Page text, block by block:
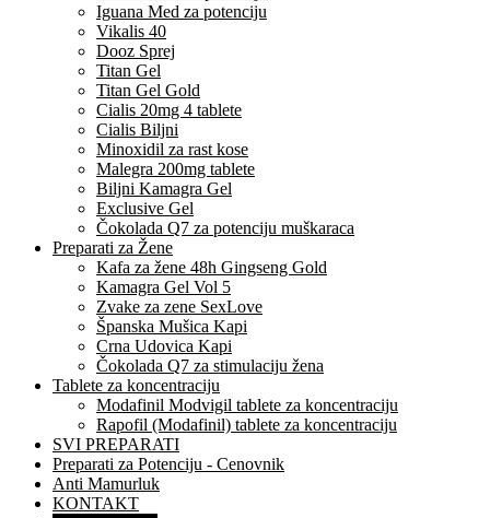
Iguana Med za potenciju
Vikalis 40
Dooz Sprej
Titan Gel
Titan Gel Gold
Cialis 20mg 4 tablete
Cialis Biljni
Minoxidil za rast kose
Malegra 200mg tablete
Biljni Kamagra Gel
Exclusive Gel
Čokolada Q7 za potenciju muškaraca
Preparati za Žene
Kafa za žene 48h Gingseng Gold
Kamagra Gel Vol 5
Zvake za zene SexLove
Španska Mušica Kapi
Crna Udovica Kapi
Čokolada Q7 za stimulaciju žena
Tablete za koncentraciju
Modafinil Modvigil tablete za koncentraciju
Rapofil (Modafinil) tablete za koncentraciju
SVI PREPARATI
Preparati za Potenciju - Cenovnik
Anti Mamurluk
KONTAKT